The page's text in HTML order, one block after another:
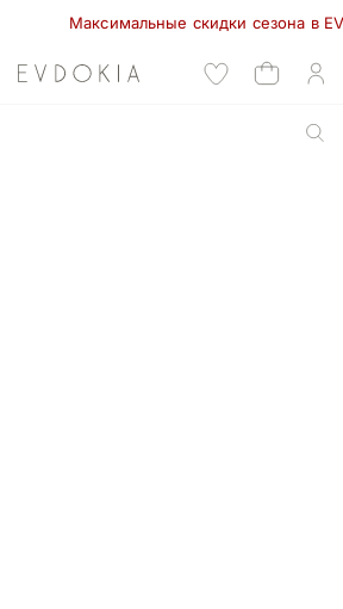
Максимальные скидки сезона в